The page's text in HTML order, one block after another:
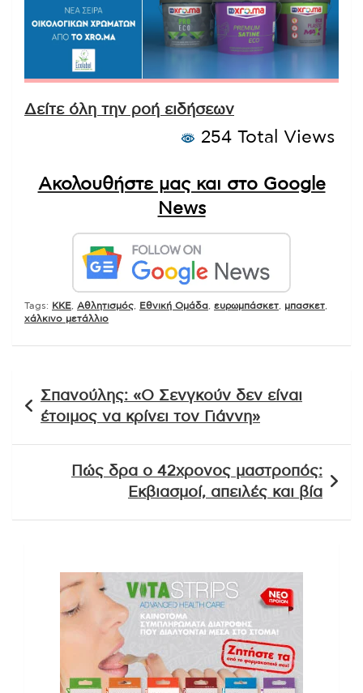
Δείτε όλη την ροή ειδήσεων
254 Total Views
Ακολουθήστε μας και στο Google
News
Tags: KKE Αθλητισμός Εθνική Ομάδα ευρωμπάσκετ μπασκετ
χάλκινο μετάλλιο
άρθρων
Σπανούλης: «Ο Σενγκούν δεν είναι
έτοιμος να κρίνει τον Γιάννη»
Πώς δρα ο 42χρονος μαστροπός:
Εκβιασμοί, απειλές και βία